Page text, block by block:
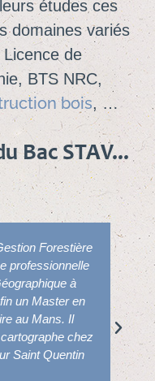
études ces
domaines variés
de
BTS NRC,
bois, …
Bac STAV...
Forestière
professionnelle
à
un Master en
au Mans. Il
chez
Saint Quentin